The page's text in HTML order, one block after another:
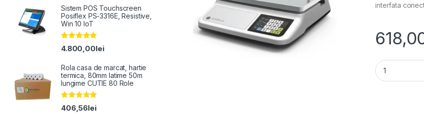
interfata
Cantar
Sistem POS Touchscreen
Posiflex PS-3316E, Resistive,
Win 10 IoT
Evaluat la
5.00din 5
4.800,00lei
Rola casa de marcat, hartie
termica, 80mm latime 50m
lungime CUTIE 80 Role
Evaluat la
5.00din 5
406,56lei